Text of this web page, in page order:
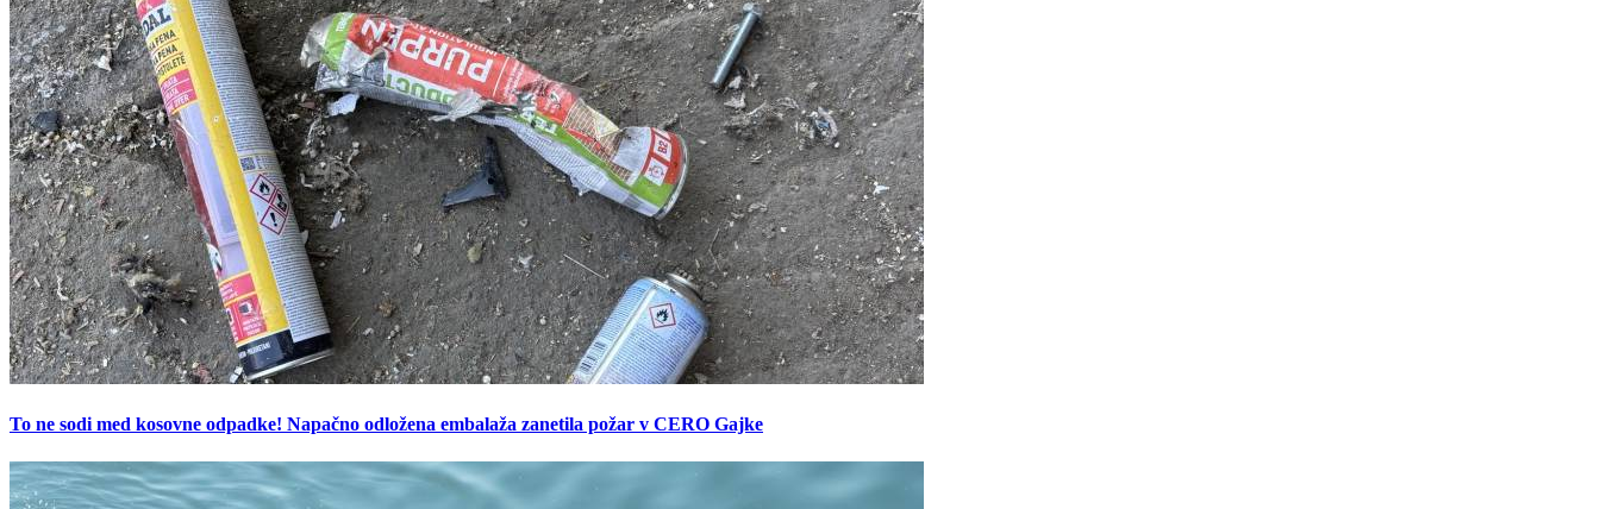
To ne sodi med kosovne odpadke! Napačno odložena embalaža zanetila požar v CERO Gajke
Prijavi se na cajtng